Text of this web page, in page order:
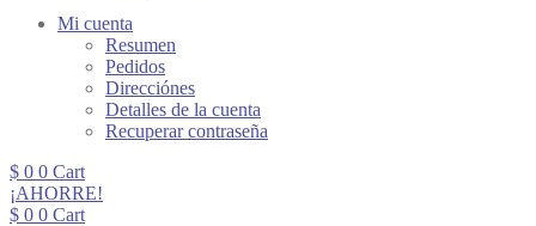
Mi cuenta
Resumen
Pedidos
Direcciónes
Detalles de la cuenta
Recuperar contraseña
$ 0 0 Cart
¡AHORRE!
$ 0 0 Cart